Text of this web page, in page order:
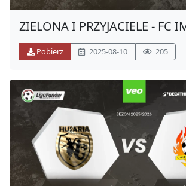
ZIELONA I PRZYJACIELE - FC
(LATO 2025)
Pobierz 2025-08-10 205